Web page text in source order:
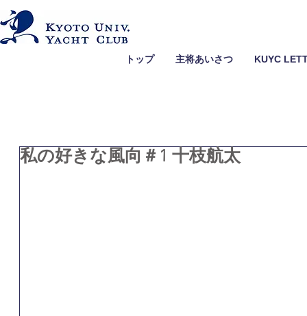
トップ 主将あいさつ KUYC
私の好きな風向＃1 十枝航太